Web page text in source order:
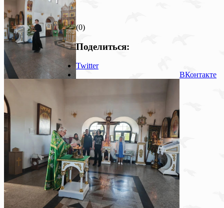
(0)
Поделиться:
Twitter
ВКонтакте